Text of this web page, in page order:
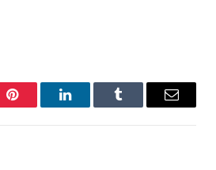
Pinterest LinkedInTumblr Email